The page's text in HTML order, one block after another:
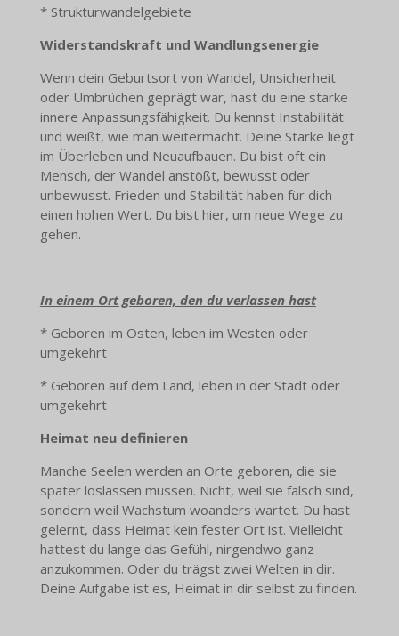
* Strukturwandelgebiete
Widerstandskraft und Wandlungsenergie
Wenn dein Geburtsort von Wandel, Unsicherheit
oder Umbrüchen geprägt war, hast du eine starke
innere Anpassungsfähigkeit. Du kennst Instabilität
und weißt, wie man weitermacht. Deine Stärke liegt
im Überleben und Neuaufbauen. Du bist oft ein
Mensch, der Wandel anstößt, bewusst oder
unbewusst. Frieden und Stabilität haben für dich
einen hohen Wert. Du bist hier, um neue Wege zu
gehen.
In einem Ort geboren, den du verlassen hast
* Geboren im Osten, leben im Westen oder
umgekehrt
* Geboren auf dem Land, leben in der Stadt oder
umgekehrt
Heimat neu definieren
Manche Seelen werden an Orte geboren, die sie
später loslassen müssen. Nicht, weil sie falsch sind,
sondern weil Wachstum woanders wartet. Du hast
gelernt, dass Heimat kein fester Ort ist. Vielleicht
hattest du lange das Gefühl, nirgendwo ganz
anzukommen. Oder du trägst zwei Welten in dir.
Deine Aufgabe ist es, Heimat in dir selbst zu finden.